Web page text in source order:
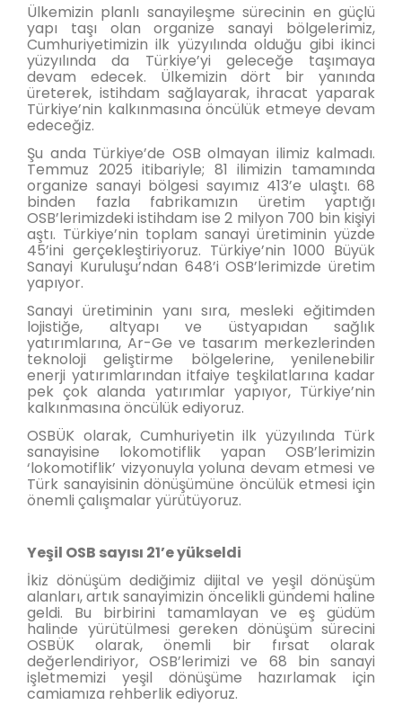
Ülkemizin planlı sanayileşme sürecinin en güçlü
yapı taşı olan organize sanayi bölgelerimiz,
Cumhuriyetimizin ilk yüzyılında olduğu gibi ikinci
yüzyılında da Türkiye’yi geleceğe taşımaya
devam edecek. Ülkemizin dört bir yanında
üreterek, istihdam sağlayarak, ihracat yaparak
Türkiye’nin kalkınmasına öncülük etmeye devam
edeceğiz.
Şu anda Türkiye’de OSB olmayan ilimiz kalmadı.
Temmuz 2025 itibariyle; 81 ilimizin tamamında
organize sanayi bölgesi sayımız 413’e ulaştı. 68
binden fazla fabrikamızın üretim yaptığı
OSB’lerimizdeki istihdam ise 2 milyon 700 bin kişiyi
aştı. Türkiye’nin toplam sanayi üretiminin yüzde
45’ini gerçekleştiriyoruz. Türkiye’nin 1000 Büyük
Sanayi Kuruluşu’ndan 648’i OSB’lerimizde üretim
yapıyor.
Sanayi üretiminin yanı sıra, mesleki eğitimden
lojistiğe, altyapı ve üstyapıdan sağlık
yatırımlarına, Ar-Ge ve tasarım merkezlerinden
teknoloji geliştirme bölgelerine, yenilenebilir
enerji yatırımlarından itfaiye teşkilatlarına kadar
pek çok alanda yatırımlar yapıyor, Türkiye’nin
kalkınmasına öncülük ediyoruz.
OSBÜK olarak, Cumhuriyetin ilk yüzyılında Türk
sanayisine lokomotiflik yapan OSB’lerimizin
‘lokomotiflik’ vizyonuyla yoluna devam etmesi ve
Türk sanayisinin dönüşümüne öncülük etmesi için
önemli çalışmalar yürütüyoruz.
Yeşil OSB sayısı 21’e yükseldi
İkiz dönüşüm dediğimiz dijital ve yeşil dönüşüm
alanları, artık sanayimizin öncelikli gündemi haline
geldi. Bu birbirini tamamlayan ve eş güdüm
halinde yürütülmesi gereken dönüşüm sürecini
OSBÜK olarak, önemli bir fırsat olarak
değerlendiriyor, OSB’lerimizi ve 68 bin sanayi
işletmemizi yeşil dönüşüme hazırlamak için
camiamıza rehberlik ediyoruz.